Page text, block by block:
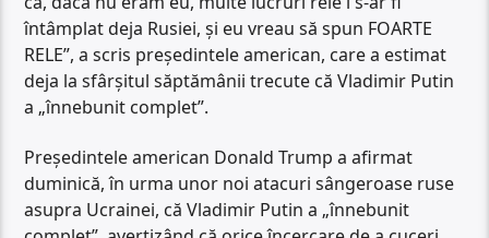
întâmplat deja Rusiei, şi eu vreau să spun FOARTE
RELE”, a scris preşedintele american, care a estimat
deja la sfârşitul săptămânii trecute că Vladimir Putin
a „înnebunit complet”.
Preşedintele american Donald Trump a afirmat
duminică, în urma unor noi atacuri sângeroase ruse
asupra Ucrainei, că Vladimir Putin a „înnebunit